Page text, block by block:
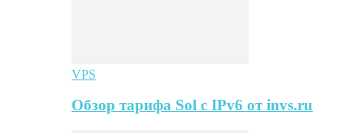
VPS
Обзор тарифа Sol с IPv6 от invs.ru